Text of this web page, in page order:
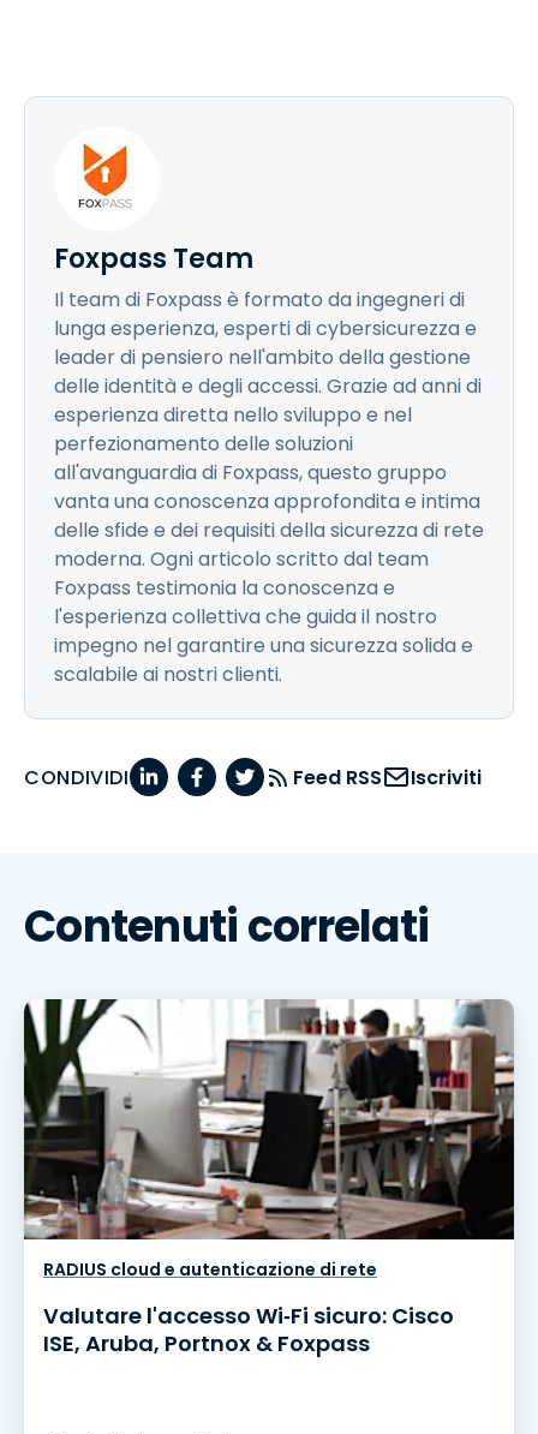
Foxpass Team
Il team di Foxpass è formato da ingegneri di
lunga esperienza, esperti di cybersicurezza e
leader di pensiero nell'ambito della gestione
delle identità e degli accessi. Grazie ad anni di
esperienza diretta nello sviluppo e nel
perfezionamento delle soluzioni
all'avanguardia di Foxpass, questo gruppo
vanta una conoscenza approfondita e intima
delle sfide e dei requisiti della sicurezza di rete
moderna. Ogni articolo scritto dal team
Foxpass testimonia la conoscenza e
l'esperienza collettiva che guida il nostro
impegno nel garantire una sicurezza solida e
scalabile ai nostri clienti.
CONDIVIDI Feed RSS Iscriviti
Contenuti correlati
RADIUS cloud e autenticazione di rete
Valutare l'accesso Wi‑Fi sicuro: Cisco
ISE, Aruba, Portnox & Foxpass